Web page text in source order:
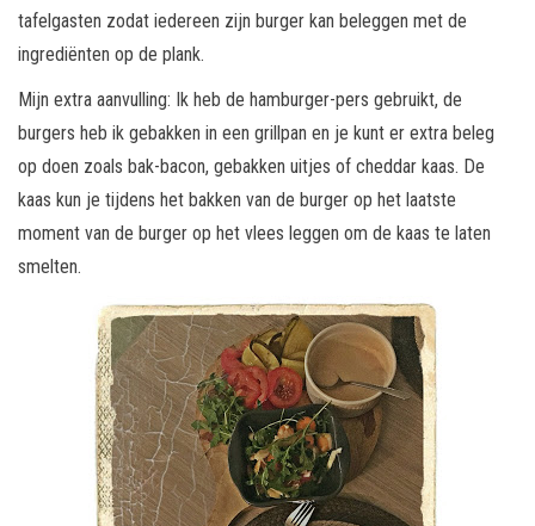
tafelgasten zodat iedereen zijn burger kan beleggen met de
ingrediënten op de plank.
Mijn extra aanvulling: Ik heb de hamburger-pers gebruikt, de
burgers heb ik gebakken in een grillpan en je kunt er extra beleg
op doen zoals bak-bacon, gebakken uitjes of cheddar kaas. De
kaas kun je tijdens het bakken van de burger op het laatste
moment van de burger op het vlees leggen om de kaas te laten
smelten.